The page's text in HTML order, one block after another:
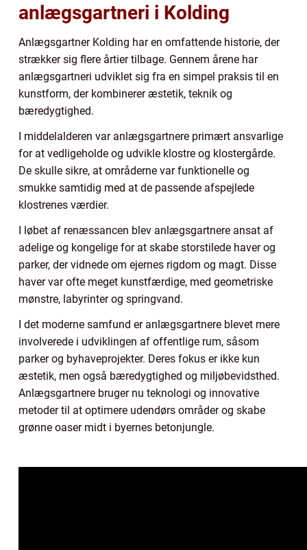
anlægsgartneri i Kolding
Anlægsgartner Kolding har en omfattende historie, der
strækker sig flere årtier tilbage. Gennem årene har
anlægsgartneri udviklet sig fra en simpel praksis til en
kunstform, der kombinerer æstetik, teknik og
bæredygtighed.
I middelalderen var anlægsgartnere primært ansvarlige
for at vedligeholde og udvikle klostre og klostergårde.
De skulle sikre, at områderne var funktionelle og
smukke samtidig med at de passende afspejlede
klostrenes værdier.
I løbet af renæssancen blev anlægsgartnere ansat af
adelige og kongelige for at skabe storstilede haver og
parker, der vidnede om ejernes rigdom og magt. Disse
haver var ofte meget kunstfærdige, med geometriske
mønstre, labyrinter og springvand.
I det moderne samfund er anlægsgartnere blevet mere
involverede i udviklingen af offentlige rum, såsom
parker og byhaveprojekter. Deres fokus er ikke kun
æstetik, men også bæredygtighed og miljøbevidsthed.
Anlægsgartnere bruger nu teknologi og innovative
metoder til at optimere udendørs områder og skabe
grønne oaser midt i byernes betonjungle.